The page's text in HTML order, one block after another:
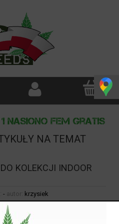
NA TEMAT
KOLEKCJI INDOOR
- autor: krzysiek